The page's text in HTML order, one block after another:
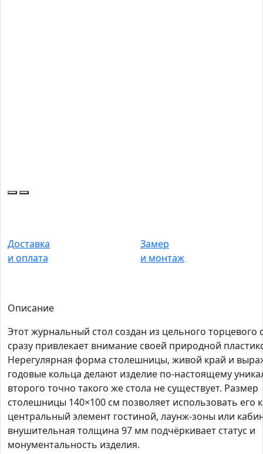
Доставка
и оплата
Замер
и монтаж
Описание
Этот журнальный стол создан из цельного торцевого
сразу привлекает внимание своей природной
Нерегулярная форма столешницы, живой край и
годовые кольца делают изделие по-настоящему
второго точно такого же стола не существует. Размер
столешницы 140×100 см позволяет использовать его
центральный элемент гостиной, лаунж-зоны или
внушительная толщина 97 мм подчёркивает статус и
монументальность изделия.